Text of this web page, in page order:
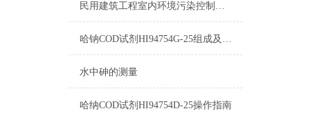
民用建筑工程室内环境污染控制规范
哈钠COD试剂HI94754G-25组成及测量范围
水中砷的测量
哈纳COD试剂HI94754D-25操作指南